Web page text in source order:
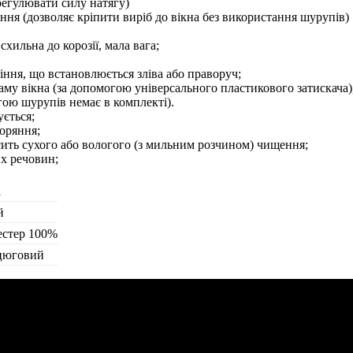
силу натягу)
(дозволяє кріпити виріб до вікна без використання шурупів)
до корозії, мала вага;
що встановлюється зліва або праворуч;
вікна (за допомогою універсального пластикового
шурупів немає в комплекті).
сухого або вологого (з мильним розчином) чищення;
речовин;
100%